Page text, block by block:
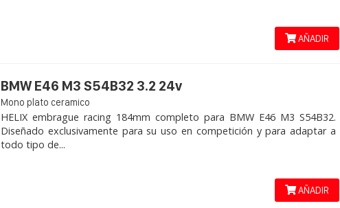
AÑADIR
BMW E46 M3 S54B32 3.2 24v
Mono plato ceramico
HELIX embrague racing 184mm completo para BMW E46 M3 S54B32.
Diseñado exclusivamente para su uso en competición y para adaptar a
todo tipo de...
AÑADIR